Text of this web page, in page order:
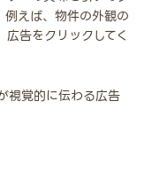
例えば、物件の外観の
告をクリックしてく
視覚的に伝わる広告